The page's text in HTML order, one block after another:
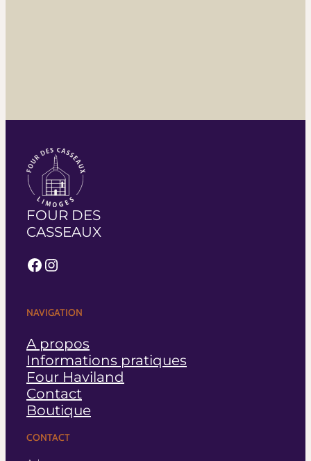
FOUR DES
CASSEAUX
Facebook
Instagram
NAVIGATION
A propos
Informations pratiques
Four Haviland
Contact
Boutique
CONTACT